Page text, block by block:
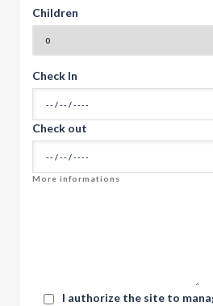
Children
Check In
Check out
I authorize the site to